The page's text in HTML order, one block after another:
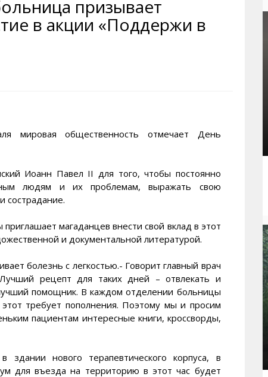
карта
о Колыме
экрана. Заставки
Кинохроника Магадана
3D районы города
УМВД
Косторезы Магадана
призывает
в акции «Поддержи в
общественность отмечает День
Иоанн Павел II для того, чтобы постоянно
людям и их проблемам, выражать свою
сострадание.
магаданцев внести свой вклад в этот
и документальной литературой.
болезнь с легкостью.- Говорит главный врач
рецепт для таких дней – отвлекать и
помощник. В каждом отделении больницы
требует пополнения. Поэтому мы и просим
пациентам интересные книги, кроссворды,
нового терапевтического корпуса, в
для въезда на территорию в этот час будет